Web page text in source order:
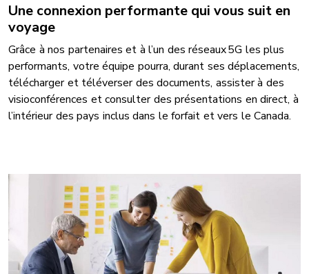
Une connexion performante qui vous suit en
voyage
Grâce à nos partenaires et à l’un des réseaux 5G les plus
performants, votre équipe pourra, durant ses déplacements,
télécharger et téléverser des documents, assister à des
visioconférences et consulter des présentations en direct, à
l’intérieur des pays inclus dans le forfait et vers le Canada.